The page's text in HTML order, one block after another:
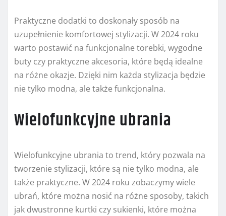
Praktyczne dodatki to doskonały sposób na
uzupełnienie komfortowej stylizacji. W 2024 roku
warto postawić na funkcjonalne torebki, wygodne
buty czy praktyczne akcesoria, które będą idealne
na różne okazje. Dzięki nim każda stylizacja będzie
nie tylko modna, ale także funkcjonalna.
Wielofunkcyjne ubrania
Wielofunkcyjne ubrania to trend, który pozwala na
tworzenie stylizacji, które są nie tylko modna, ale
także praktyczne. W 2024 roku zobaczymy wiele
ubrań, które można nosić na różne sposoby, takich
jak dwustronne kurtki czy sukienki, które można